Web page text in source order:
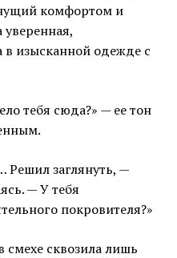
комфортом и
изысканной одежде с
тебя сюда?» — ее тон
Решил заглянуть, —
— У тебя
покровителя?»
смехе сквозила лишь